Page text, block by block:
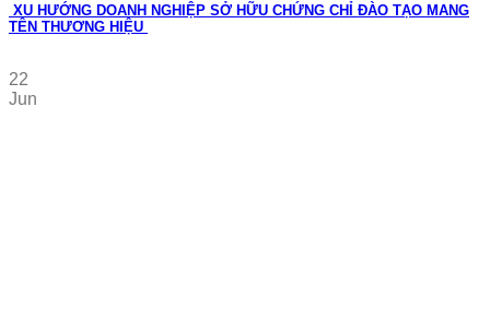
XU HƯỚNG DOANH NGHIỆP SỞ HỮU CHỨNG CHỈ ĐÀO TẠO MANG
TÊN THƯƠNG HIỆU
22
Jun